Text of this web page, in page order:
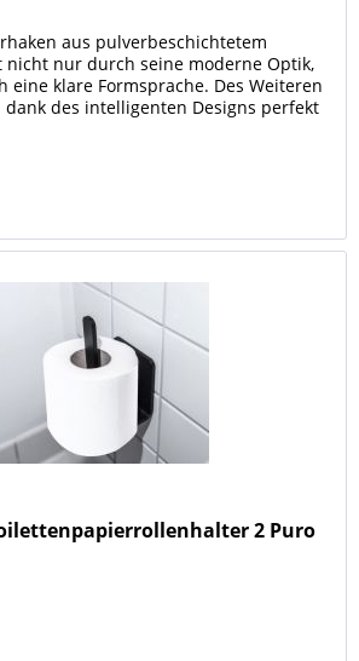
aus pulverbeschichtetem
nur durch seine moderne Optik,
eine klare Formsprache. Des Weiteren
dank des intelligenten Designs perfekt
2 Puro